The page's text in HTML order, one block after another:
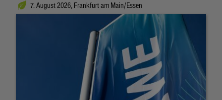
7. August 2026, Frankfurt am Main/Essen